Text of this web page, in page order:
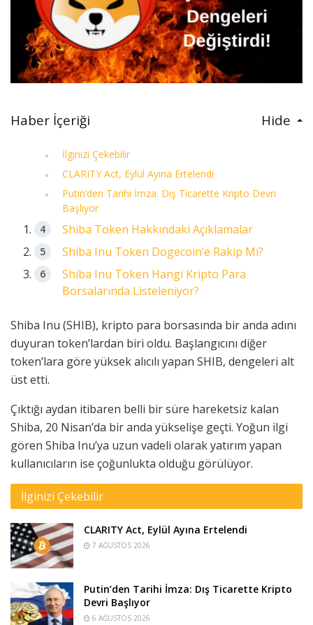
Haber İçeriği Hide
İlginizi Çekebilir
CLARITY Act, Eylül Ayına Ertelendi
Putin’den Tarihi İmza: Dış Ticarette Kripto Devri
Başlıyor
Shiba Token Hakkındaki Açıklamalar
Shiba Inu Token Dogecoin’e Rakip Mi?
Shiba Inu Token Hangi Kripto Para
Borsalarında Listeleniyor?
Shiba Inu (SHIB), kripto para borsasında bir anda adını
duyuran token’lardan biri oldu. Başlangıcını diğer
token’lara göre yüksek alıcılı yapan SHIB, dengeleri alt
üst etti.
Çıktığı aydan itibaren belli bir süre hareketsiz kalan
Shiba, 20 Nisan’da bir anda yükselişe geçti. Yoğun ilgi
gören Shiba Inu’ya uzun vadeli olarak yatırım yapan
kullanıcıların ise çoğunlukta olduğu görülüyor.
İlginizi Çekebilir
CLARITY Act, Eylül Ayına Ertelendi
7 AĞUSTOS 2026
Putin’den Tarihi İmza: Dış Ticarette Kripto
Devri Başlıyor
6 AĞUSTOS 2026